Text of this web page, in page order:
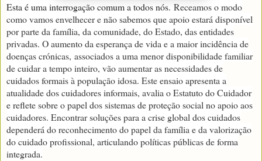
Esta é uma interrogação comum a todos nós. Receamos o modo
como vamos envelhecer e não sabemos que apoio estará disponível
por parte da família, da comunidade, do Estado, das entidades
privadas. O aumento da esperança de vida e a maior incidência de
doenças crónicas, associados a uma menor disponibilidade familiar
de cuidar a tempo inteiro, vão aumentar as necessidades de
cuidados formais à população idosa. Este ensaio apresenta a
atualidade dos cuidadores informais, avalia o Estatuto do Cuidador
e reflete sobre o papel dos sistemas de proteção social no apoio aos
cuidadores. Encontrar soluções para a crise global dos cuidados
dependerá do reconhecimento do papel da família e da valorização
do cuidado profissional, articulando políticas públicas de forma
integrada.